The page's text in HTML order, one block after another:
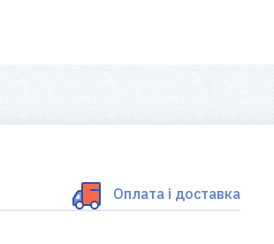
Оплата і доставка